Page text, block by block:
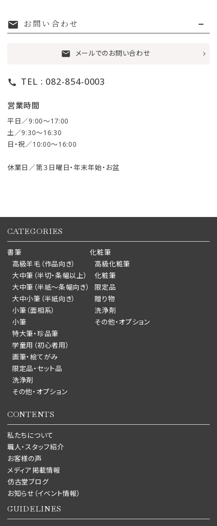
mail お問い合わせ
mail メールでのお問い合わせ
call TEL : 082-854-0003
営業時間
平日／9:00〜17:00
土／9:30〜16:30
日・祝／10:00〜16:00
休業日／第３日曜日・年末年始・お盆
CATEGORIES
書筆
高級羊毛（作品向き）
大中筆（半切・条幅以上）
大中筆（半紙～条幅向き）
大中小筆（半紙向き）
小筆（面相系）
小筆
特大筆・珍品筆
学童用（初心者用）
画筆・絵てがみ
限定品・セット品
洗浄剤
その他・オプション
化粧筆
高級化粧筆
化粧筆
限定品
贈り物
洗浄剤
その他・オプション
CONTENTS
私たちについて
職人・スタッフ紹介
お客様の声
メディア掲載情報
仿古堂ブログ
お知らせ（イベント情報）
GUIDELINES